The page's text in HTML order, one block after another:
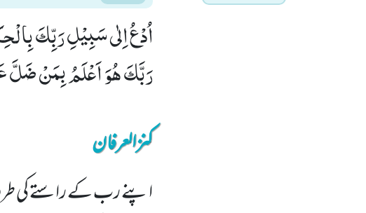
اُدْعُ اِلٰى سَبِیْلِ رَبِّكَ
رَبَّكَ هُوَ اَعْلَمُ بِمَنْ ضَلَّ
کنزالعرفان
اپنے رب کے راستے کی